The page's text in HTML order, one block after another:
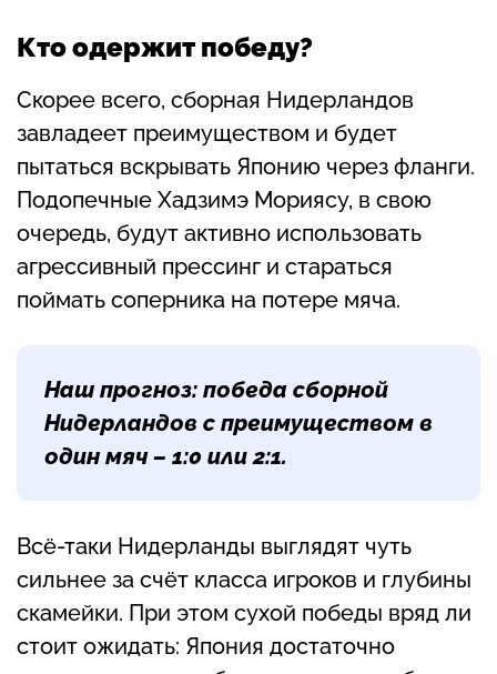
Кто одержит победу?
Скорее всего, сборная Нидерландов
завладеет преимуществом и будет
пытаться вскрывать Японию через фланги.
Подопечные Хадзимэ Мориясу, в свою
очередь, будут активно использовать
агрессивный прессинг и стараться
поймать соперника на потере мяча.
Наш прогноз: победа сборной
Нидерландов с преимуществом в
один мяч – 1:0 или 2:1.
Всё-таки Нидерланды выглядят чуть
сильнее за счёт класса игроков и глубины
скамейки. При этом сухой победы вряд ли
стоит ожидать: Япония достаточно